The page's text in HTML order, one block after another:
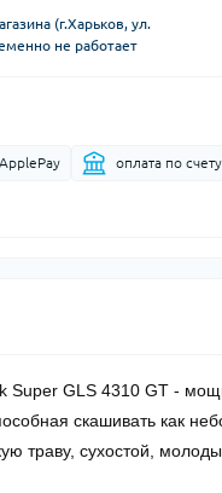
(г.Харьков, ул.
не работает
ApplePay оплата по счету
Super GLS 4310 GT -
скашивать как
траву, сухостой,